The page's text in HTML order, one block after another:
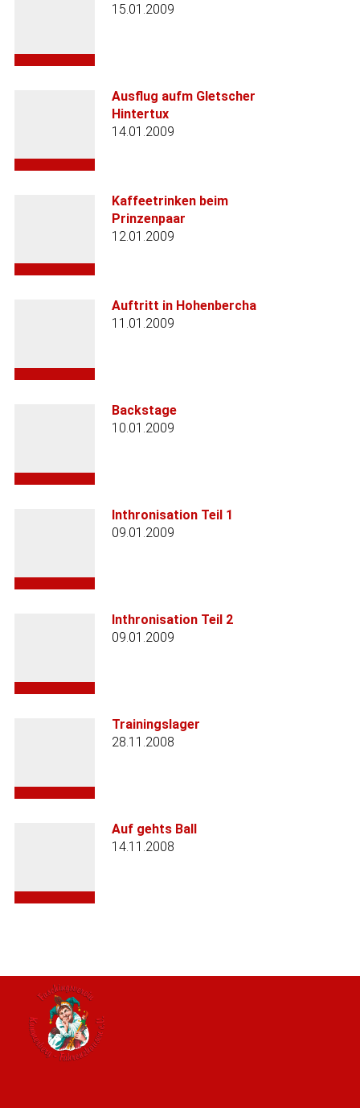
15.01.2009
Ausflug aufm Gletscher
Hintertux
14.01.2009
Kaffeetrinken beim
Prinzenpaar
12.01.2009
Auftritt in Hohenbercha
11.01.2009
Backstage
10.01.2009
Inthronisation Teil 1
09.01.2009
Inthronisation Teil 2
09.01.2009
Trainingslager
28.11.2008
Auf gehts Ball
14.11.2008